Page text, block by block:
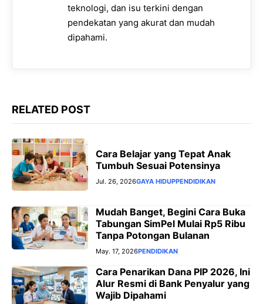
teknologi, dan isu terkini dengan
pendekatan yang akurat dan mudah
dipahami.
RELATED POST
Cara Belajar yang Tepat Anak
Tumbuh Sesuai Potensinya
Jul. 26, 2026GAYA HIDUPPENDIDIKAN
Mudah Banget, Begini Cara Buka
Tabungan SimPel Mulai Rp5 Ribu
Tanpa Potongan Bulanan
May. 17, 2026PENDIDIKAN
Cara Penarikan Dana PIP 2026, Ini
Alur Resmi di Bank Penyalur yang
Wajib Dipahami